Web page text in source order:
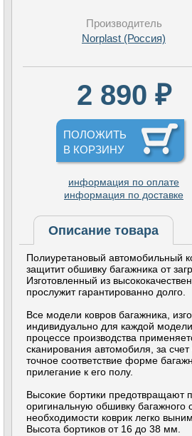
Производитель
Norplast (Россия)
2 890 ₽
ПОЛОЖИТЬ
В КОРЗИНУ
информация по оплате
информация по доставке
Описание товара
Полиуретановый автомобильный
защитит обшивку багажника от
Изготовленный из
прослужит гарантированно долго.
Все модели ковров багажника,
индивидуально для каждой
процессе производства
сканирования автомобиля, за
точное соответствие форме
прилегание к его полу.
Высокие бортики предотвращают
оригинальную обшивку багажного
необходимости коврик легко
Высота бортиков от 16 до 38 мм.